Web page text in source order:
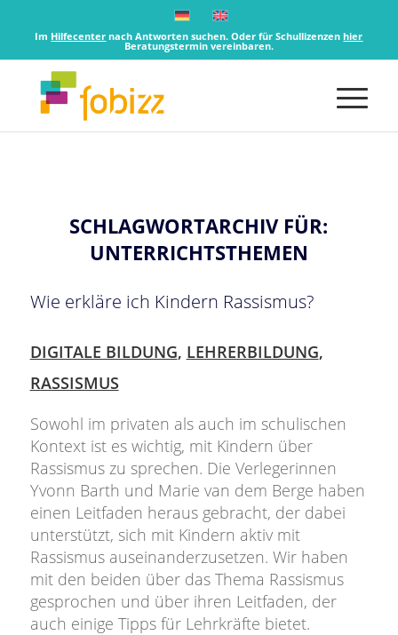
Im Hilfecenter nach Antworten suchen. Oder für Schullizenzenhier
Beratungstermin vereinbaren.
SCHLAGWORTARCHIV FÜR:
UNTERRICHTSTHEMEN
Wie erkläre ich Kindern Rassismus?
DIGITALE BILDUNG, LEHRERBILDUNG,
RASSISMUS
Sowohl im privaten als auch im schulischen
Kontext ist es wichtig, mit Kindern über
Rassismus zu sprechen. Die Verlegerinnen
Yvonn Barth und Marie van dem Berge haben
einen Leitfaden heraus gebracht, der dabei
unterstützt, sich mit Kindern aktiv mit
Rassismus auseinanderzusetzen. Wir haben
mit den beiden über das Thema Rassismus
gesprochen und über ihren Leitfaden, der
auch einige Tipps für Lehrkräfte bietet.